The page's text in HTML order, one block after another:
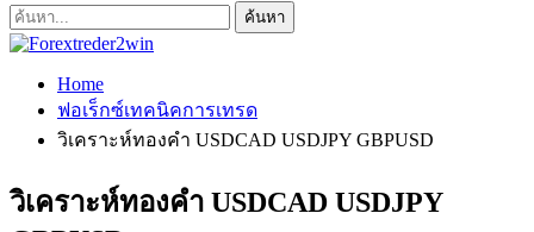
Home
ฟอเร็กซ์เทคนิคการเทรด
วิเคราะห์ทองคำ USDCAD USDJPY GBPUSD
วิเคราะห์ทองคำ USDCAD USDJPY